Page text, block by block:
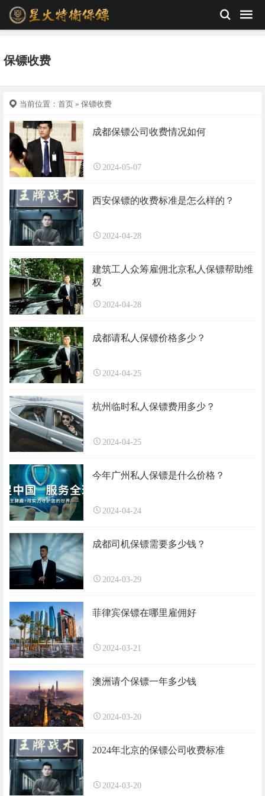
保镖收费
当前位置： 首页 » 保镖收费
成都保镖公司收费情况如何
2024-05-07
西安保镖的收费标准是怎么样的？
2024-04-28
建筑工人众筹雇佣北京私人保镖帮助维
权
2024-04-28
成都请私人保镖价格多少？
2024-04-25
杭州临时私人保镖费用多少？
2024-04-25
今年广州私人保镖是什么价格？
2024-04-24
成都司机保镖需要多少钱？
2024-03-29
菲律宾保镖在哪里雇佣好
2024-03-21
澳洲请个保镖一年多少钱
2024-03-20
2024年北京的保镖公司收费标准
2024-03-20